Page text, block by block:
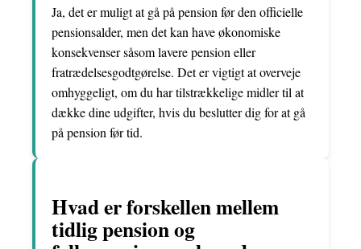
Ja, det er muligt at gå på pension før den officielle
pensionsalder, men det kan have økonomiske
konsekvenser såsom lavere pension eller
fratrædelsesgodtgørelse. Det er vigtigt at overveje
omhyggeligt, om du har tilstrækkelige midler til at
dække dine udgifter, hvis du beslutter dig for at gå
på pension før tid.
Hvad er forskellen mellem
tidlig pension og